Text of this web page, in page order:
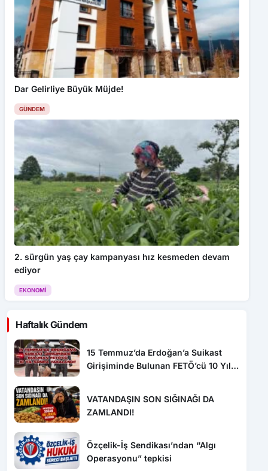
Dar Gelirliye Büyük Müjde!
GÜNDEM
2. sürgün yaş çay kampanyası hız kesmeden devam
ediyor
EKONOMI
Haftalık Gündem
15 Temmuz’da Erdoğan’a Suikast
Girişiminde Bulunan FETÖ’cü 10 Yıl
VATANDAŞIN SON SIĞINAĞI DA
ZAMLANDI!
Özçelik-İş Sendikası’ndan “Algı
Operasyonu” tepkisi